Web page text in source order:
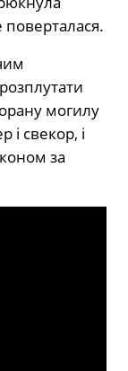
могилу
і свекор, і
за